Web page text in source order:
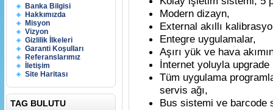
Banka Bilgisi
Hakkımızda
Misyon
Vizyon
Gizlilik İlkeleri
Garanti Koşulları
Referanslarımız
İletişim
Site Haritası
TAG BULUTU
Modern dizayn,
External akıllı
Entegre uygulamalar,
Aşırı yük ve hava
İnternet yoluyla upgrade
Tüm uygulama
servis ağı,
Bus sistemi ve barcode